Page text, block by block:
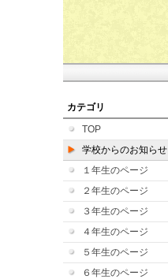
カテゴリ
TOP
学校からのお知らせ
１年生のページ
２年生のページ
３年生のページ
４年生のページ
５年生のページ
６年生のページ